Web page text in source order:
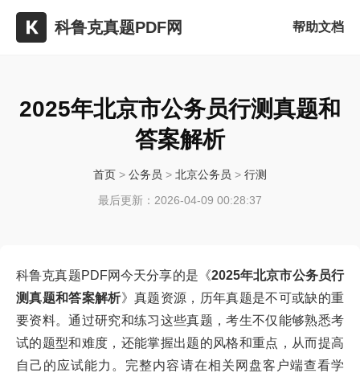
科鲁克真题PDF网 帮助文档
2025年北京市公务员行测真题和
答案解析
首页 > 公务员 > 北京公务员 > 行测
最后更新：2026-04-09 00:28:37
科鲁克真题PDF网今天分享的是《2025年北京市公务员行
测真题和答案解析》真题资源，历年真题是不可或缺的重
要资料。通过研究和练习这些真题，考生不仅能够熟悉考
试的题型和难度，还能掌握出题的风格和重点，从而提高
自己的应试能力。完整内容请在相关网盘客户端查看学